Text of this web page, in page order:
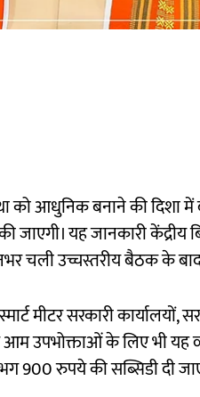
को आधुनिक बनाने की दिशा
जाएगी। यह जानकारी
चली उच्चस्तरीय बैठक के बाद
मीटर सरकारी
उपभोक्ताओं के लिए भी यह
900 रुपये की सब्सिडी दी